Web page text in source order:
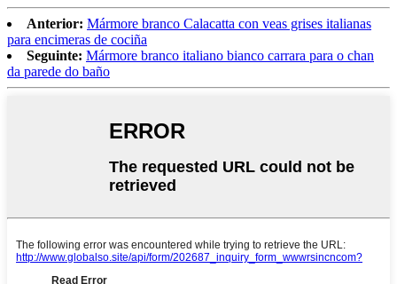
Anterior: Mármore branco Calacatta con veas grises italianas
para encimeras de cociña
Seguinte: Mármore branco italiano bianco carrara para o chan
da parede do baño